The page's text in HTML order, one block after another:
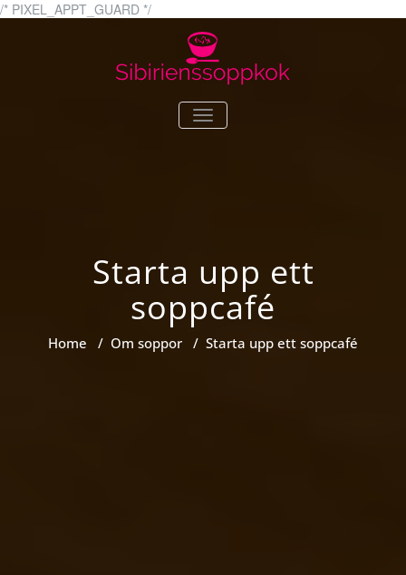
/* PIXEL_APPT_GUARD */Skip
content
sibirienssoppkok.se
Allt du vill veta om soppor
TOGGLE
NAVIGATION
Starta upp ett
soppcafé
Home / Om soppor / Starta upp ett soppcafé